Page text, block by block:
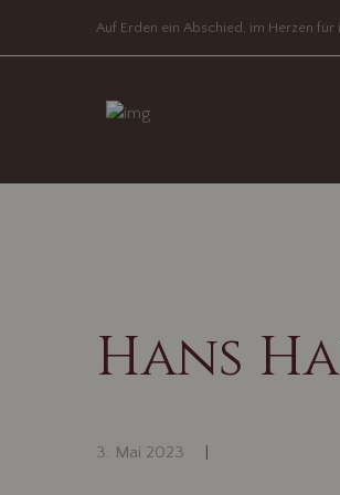
Auf Erden ein Abschied, im Herzen für
Hans
3. Mai 2023